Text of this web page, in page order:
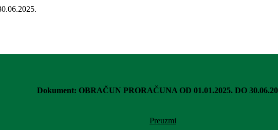
Dokument: OBRAČUN PRORAČUNA OD 01.01.2025. DO
Preuzmi